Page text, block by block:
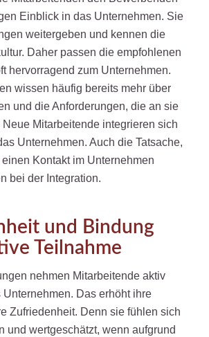
Einblick in das Unternehmen. Sie
weitergeben und kennen die
Daher passen die empfohlenen
hervorragend zum Unternehmen.
wissen häufig bereits mehr über
und die Anforderungen, die an sie
Mitarbeitende integrieren sich
Unternehmen. Auch die Tatsache,
Kontakt im Unternehmen
bei der Integration.
und Bindung
Teilnahme
nehmen Mitarbeitende aktiv
Unternehmen. Das erhöht ihre
Zufriedenheit. Denn sie fühlen sich
und wertgeschätzt, wenn aufgrund